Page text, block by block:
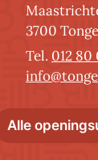
Adres
,3700
012
E-mailinfo@
Alle